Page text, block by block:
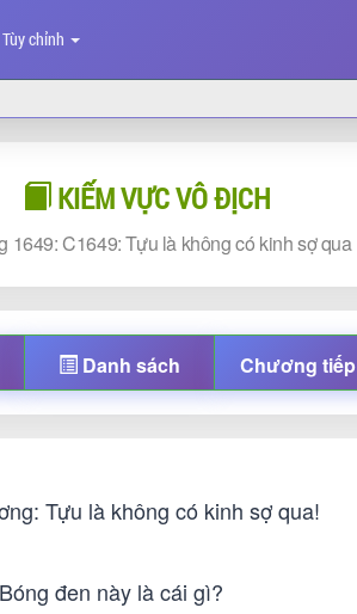
Tùy chỉnh
KIẾM VỰC VÔ ĐỊCH
1649: C1649: Tựu là không có kinh sợ qua
Danh sách Chương tiếp
Tựu là không có kinh sợ qua!
Bóng đen này là cái gì?